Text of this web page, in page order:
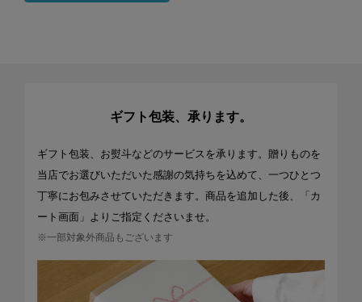
ギフト包装、承ります。
ギフト包装、お熨斗などのサービスを承ります。贈りものを
当店でお選びいただいた感謝の気持ちを込めて、一つひとつ
丁寧にお包みさせていただきます。商品を追加した後、「カ
ート画面」よりご指定くださいませ。
※一部対象外商品もございます